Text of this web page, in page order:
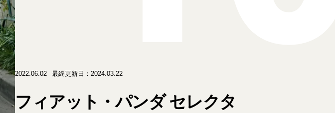
2022.06.02 最終更新日：2024.03.22
フィアット・パンダ セレクタ